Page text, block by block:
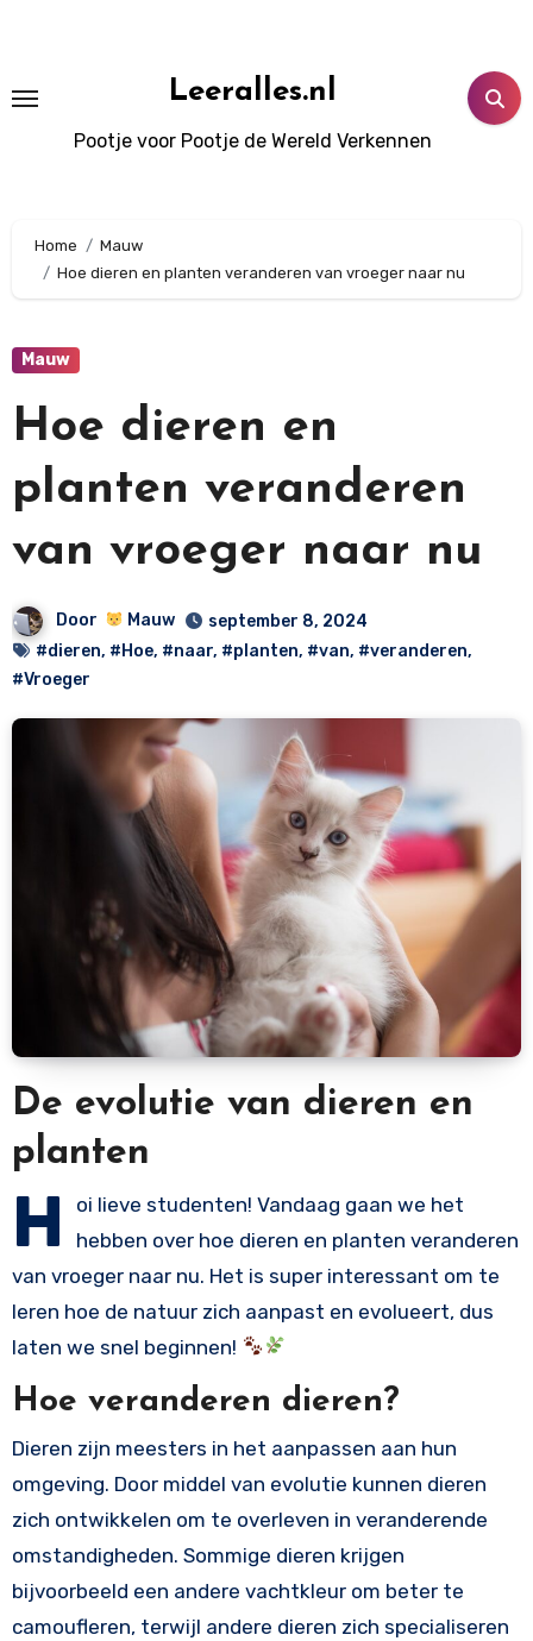
Leeralles.nl
Pootje voor Pootje de Wereld Verkennen
Home
Mauw
Hoe dieren en planten veranderen van vroeger naar nu
Mauw
Hoe dieren en
planten veranderen
van vroeger naar nu
Door Mauw
september 8, 2024
#dieren, #Hoe, #naar, #planten, #van, #veranderen,
#Vroeger
De evolutie van dieren en
planten
H
oi lieve studenten! Vandaag gaan we het
hebben over hoe dieren en planten veranderen
van vroeger naar nu. Het is super interessant om te
leren hoe de natuur zich aanpast en evolueert, dus
laten we snel beginnen!
Hoe veranderen dieren?
Dieren zijn meesters in het aanpassen aan hun
omgeving. Door middel van evolutie kunnen dieren
zich ontwikkelen om te overleven in veranderende
omstandigheden. Sommige dieren krijgen
bijvoorbeeld een andere vachtkleur om beter te
camoufleren, terwijl andere dieren zich specialiseren